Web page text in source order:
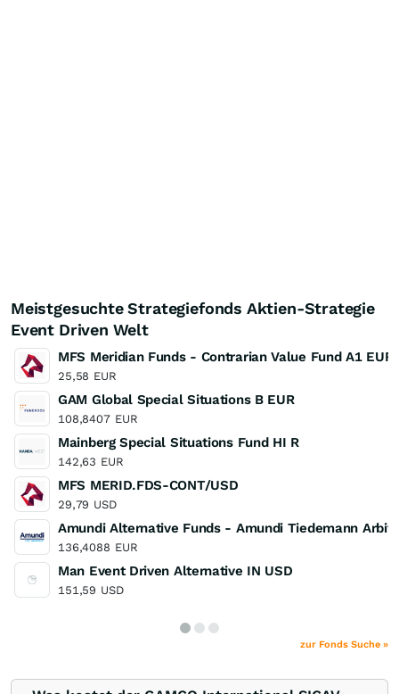
Meistgesuchte Strategiefonds Aktien-Strategie
Event Driven Welt
MFS Meridian Funds - Contrarian Value Fund A1 EUR
25,58 EUR
GAM Global Special Situations B EUR
108,8407 EUR
Mainberg Special Situations Fund HI R
142,63 EUR
MFS MERID.FDS-CONT/USD
29,79 USD
Amundi Alternative Funds - Amundi Tiedemann
136,4088 EUR
Man Event Driven Alternative IN USD
151,59 USD
zur Fonds Suche »